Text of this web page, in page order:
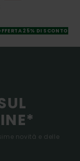
25% DI SCONTO
novità e delle